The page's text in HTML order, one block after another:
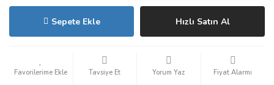
Sepete Ekle Hızlı Satın Al
Tavsiye Et Yorum Yaz Fiyat Alarmı